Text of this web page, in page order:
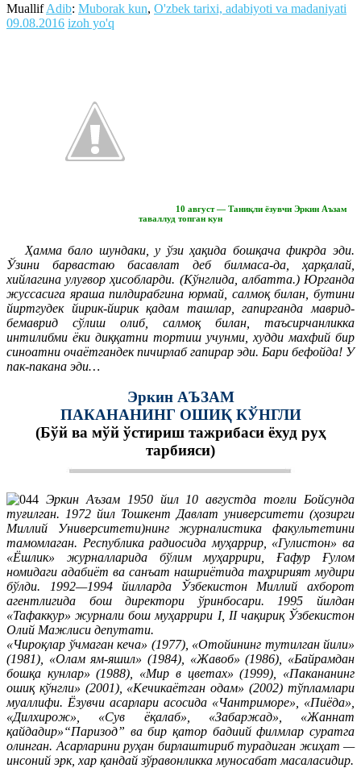
MuallifAdib: Muborak kun, O'zbek tarixi, adabiyoti va madaniyati
09.08.2016 izoh yo'q
10 август — Таниқли ёзувчи Эркин Аъзам
таваллуд топган кун
Ҳамма бало шундаки, у ўзи ҳақида бошқача фикрда эди.
Ўзини барвастаю басавлат деб билмаса-да, ҳарқалай,
хийлагина улуғвор ҳисобларди. (Кўнглида, албатта.) Юрганда
жуссасига яраша пилдирабгина юрмай, салмоқ билан, бутини
йиртгудек йирик-йирик қадам ташлар, гапирганда маврид-
бемаврид сўлиш олиб, салмоқ билан, таъсирчанликка
интилибми ёки диққатни тортиш учунми, худди махфий бир
синоатни очаётгандек пичирлаб гапирар эди. Бари бефойда! У
пак-пакана эди…
Эркин АЪЗАМ
ПАКАНАНИНГ ОШИҚ КЎНГЛИ
(Бўй ва мўй ўстириш тажрибаси ёхуд руҳ
тарбияси)
Эркин Аъзам 1950 йил 10 августда тоғли Бойсунда
туғилган. 1972 йил Тошкент Давлат университети (ҳозирги
Миллий Университети)нинг журналистика факультетини
тамомлаган. Республика радиосида муҳаррир, «Гулистон» ва
«Ёшлик» журналларида бўлим муҳаррири, Ғафур Ғулом
номидаги адабиёт ва санъат нашриётида таҳририят мудири
бўлди. 1992—1994 йилларда Ўзбекистон Миллий ахборот
агентлигида бош директори ўринбосари. 1995 йилдан
«Тафаккур» журнали бош муҳаррири I, II чақириқ Ўзбекистон
Олий Мажлиси депутати.
«Чироқлар ўчмаган кеча» (1977), «Отойининг тутилган йили»
(1981), «Олам ям-яшил» (1984), «Жавоб» (1986), «Байрамдан
бошқа кунлар» (1988), «Мир в цветах» (1999), «Пакананинг
ошиқ кўнгли» (2001), «Кечикаётган одам» (2002) тўпламлари
муаллифи. Ёзувчи асарлари асосида «Чантриморе», «Пиёда»,
«Дилхирож», «Сув ёқалаб», «Забаржад», «Жаннат
қайдадир»“Паризод” ва бир қатор бадиий филмлар суратга
олинган. Асарларини руҳан бирлаштириб турадиган жиҳат —
инсоний эрк, хар қандай зўравонликка муносабат масаласидир.